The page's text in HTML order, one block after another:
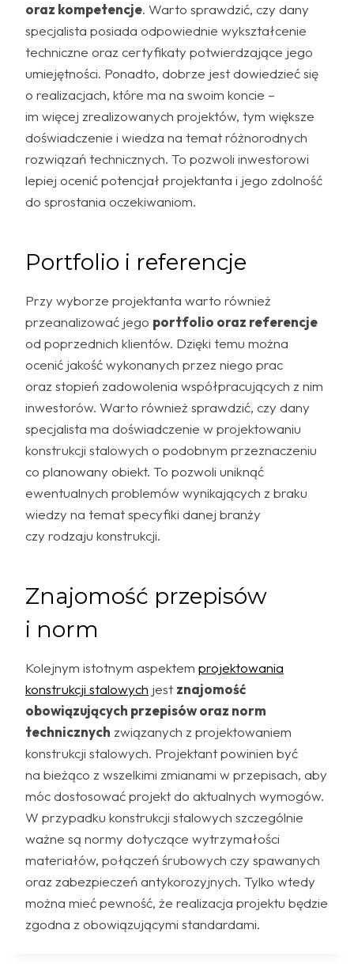
oraz kompetencje. Warto sprawdzić, czy dany
specjalista posiada odpowiednie wykształcenie
techniczne oraz certyfikaty potwierdzające jego
umiejętności. Ponadto, dobrze jest dowiedzieć się
o realizacjach, które ma na swoim koncie –
im więcej zrealizowanych projektów, tym większe
doświadczenie i wiedza na temat różnorodnych
rozwiązań technicznych. To pozwoli inwestorowi
lepiej ocenić potencjał projektanta i jego zdolność
do sprostania oczekiwaniom.
Portfolio i referencje
Przy wyborze projektanta warto również
przeanalizować jego portfolio oraz referencje
od poprzednich klientów. Dzięki temu można
ocenić jakość wykonanych przez niego prac
oraz stopień zadowolenia współpracujących z nim
inwestorów. Warto również sprawdzić, czy dany
specjalista ma doświadczenie w projektowaniu
konstrukcji stalowych o podobnym przeznaczeniu
co planowany obiekt. To pozwoli uniknąć
ewentualnych problemów wynikających z braku
wiedzy na temat specyfiki danej branży
czy rodzaju konstrukcji.
Znajomość przepisów
i norm
Kolejnym istotnym aspektem projektowania
konstrukcji stalowych jest znajomość
obowiązujących przepisów oraz norm
technicznych związanych z projektowaniem
konstrukcji stalowych. Projektant powinien być
na bieżąco z wszelkimi zmianami w przepisach, aby
móc dostosować projekt do aktualnych wymogów.
W przypadku konstrukcji stalowych szczególnie
ważne są normy dotyczące wytrzymałości
materiałów, połączeń śrubowych czy spawanych
oraz zabezpieczeń antykorozyjnych. Tylko wtedy
można mieć pewność, że realizacja projektu będzie
zgodna z obowiązującymi standardami.